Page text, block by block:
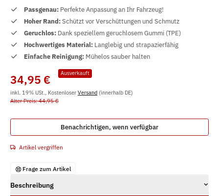
Passgenau: Perfekte Anpassung an Ihr Fahrzeug!
Hoher Rand:Schützt vor Verschüttungen und Schmutz
Geruchlos: Dank speziellem geruchlosem Gummi (TPE)
Hochwertiges Material: Langlebig und strapazierfähig
Einfache Reinigung: Mühelos sauber halten
Ausverkauft
34,95 €
inkl. 19% USt., Kostenloser Versand (innerhalb DE)
Alter Preis: 44,95 €
Benachrichtigen, wenn verfügbar
Artikel vergriffen
Frage zum Artikel
Beschreibung